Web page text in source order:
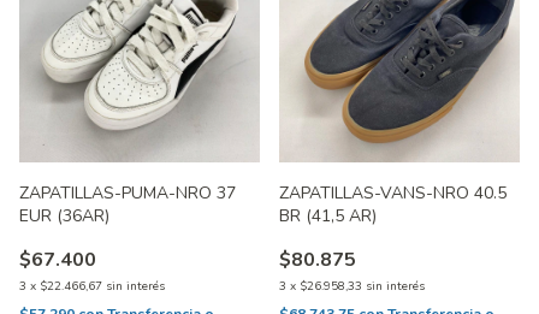
ZAPATILLAS-PUMA-NRO 37
EUR (36AR)
$67.400
3 x $22.466,67 sin interés
ZAPATILLAS-VANS-NRO 40.5
BR (41,5 AR)
$80.875
3 x $26.958,33 sin interés